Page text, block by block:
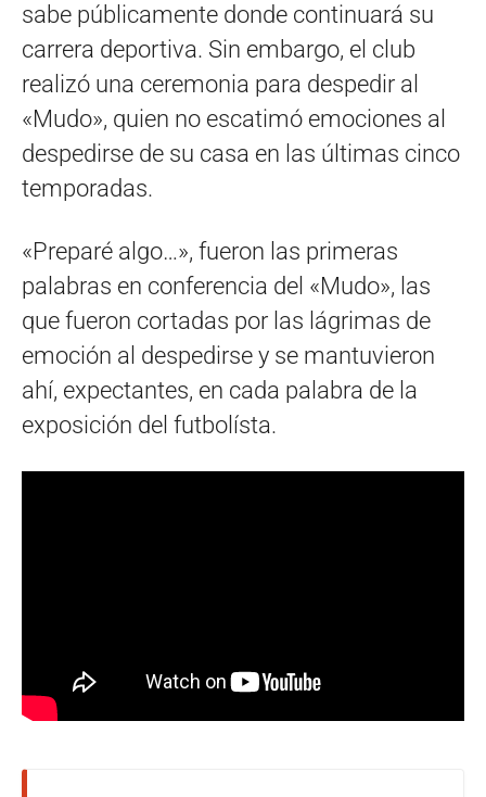
sabe públicamente donde continuará su
carrera deportiva. Sin embargo, el club
realizó una ceremonia para despedir al
«Mudo», quien no escatimó emociones al
despedirse de su casa en las últimas cinco
temporadas.
«Preparé algo…», fueron las primeras
palabras en conferencia del «Mudo», las
que fueron cortadas por las lágrimas de
emoción al despedirse y se mantuvieron
ahí, expectantes, en cada palabra de la
exposición del futbolísta.